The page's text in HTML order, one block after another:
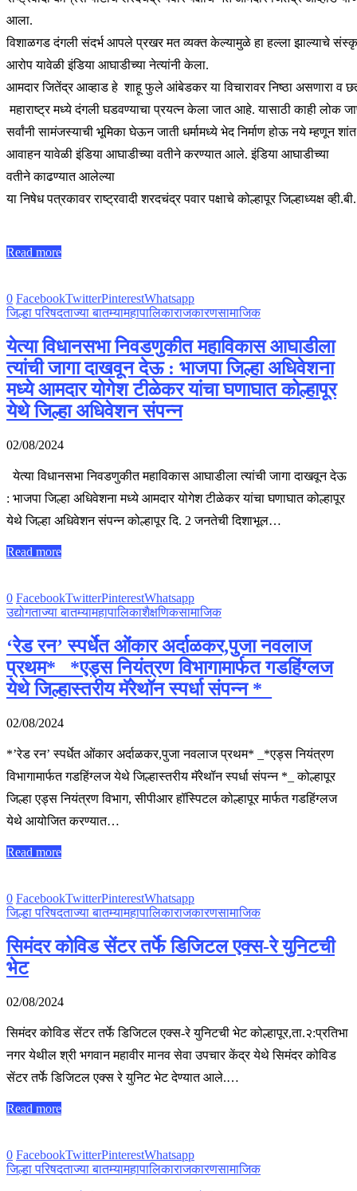
आला.
विशाळगड दंगली संदर्भ आपले प्रखर मत व्यक्त केल्यामुळे हा हल्ला झाल्याचे
आरोप यावेळी इंडिया आघाडीच्या नेत्यांनी केला.
आमदार जितेंद्र आव्हाड हे शाहू फुले आंबेडकर या विचारावर निष्ठा असणारा व
महाराष्ट्र मध्ये दंगली घडवण्याचा प्रयत्न केला जात आहे. यासाठी काही लोक
सर्वांनी सामंजस्याची भूमिका घेऊन जाती धर्मामध्ये भेद निर्माण होऊ नये म्हणून
आवाहन यावेळी इंडिया आघाडीच्या वतीने करण्यात आले. इंडिया आघाडीच्या
वतीने काढण्यात आलेल्या
या निषेध पत्रकावर राष्ट्रवादी शरदचंद्र पवार पक्षाचे कोल्हापूर
Read more
0 FacebookTwitterPinterestWhatsapp
जिल्हा परिषदताज्या बातम्यामहापालिकाराजकारणसामाजिक
येत्या विधानसभा निवडणुकीत महाविकास आघाडीला
त्यांची जागा दाखवून देऊ : भाजपा जिल्हा अधिवेशना
मध्ये आमदार योगेश टीळेकर यांचा घणाघात कोल्हापूर
येथे जिल्हा अधिवेशन संपन्न
02/08/2024
येत्या विधानसभा निवडणुकीत महाविकास आघाडीला त्यांची जागा दाखवून देऊ
: भाजपा जिल्हा अधिवेशना मध्ये आमदार योगेश टीळेकर यांचा घणाघात कोल्हापूर
येथे जिल्हा अधिवेशन संपन्न कोल्हापूर दि. 2 जनतेची दिशाभूल…
Read more
0 FacebookTwitterPinterestWhatsapp
उद्योगताज्या बातम्यामहापालिकाशैक्षणिकसामाजिक
‘रेड रन’ स्पर्धेत ओंकार अर्दाळकर,पुजा नवलाज
प्रथम* _*एड्स नियंत्रण विभागामार्फत गडहिंग्लज
येथे जिल्हास्तरीय मॅरेथॉन स्पर्धा संपन्न *_
02/08/2024
*’रेड रन’ स्पर्धेत ओंकार अर्दाळकर,पुजा नवलाज प्रथम* _*एड्स नियंत्रण
विभागामार्फत गडहिंग्लज येथे जिल्हास्तरीय मॅरेथॉन स्पर्धा संपन्न *_ कोल्हापूर
जिल्हा एड्स नियंत्रण विभाग, सीपीआर हॉस्पिटल कोल्हापूर मार्फत गडहिंग्लज
येथे आयोजित करण्यात…
Read more
0 FacebookTwitterPinterestWhatsapp
जिल्हा परिषदताज्या बातम्यामहापालिकाराजकारणसामाजिक
सिमंदर कोविड सेंटर तर्फे डिजिटल एक्स-रे युनिटची
भेट
02/08/2024
सिमंदर कोविड सेंटर तर्फे डिजिटल एक्स-रे युनिटची भेट कोल्हापूर,ता.२:प्रतिभा
नगर येथील श्री भगवान महावीर मानव सेवा उपचार केंद्र येथे सिमंदर कोविड
सेंटर तर्फे डिजिटल एक्स रे युनिट भेट देण्यात आले.…
Read more
0 FacebookTwitterPinterestWhatsapp
जिल्हा परिषदताज्या बातम्यामहापालिकाराजकारणसामाजिक